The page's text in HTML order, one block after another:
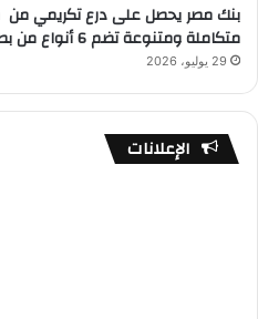
متكاملة ومتنوعة تضم 6 أنواع من بطاقات الشركات خلال عام واحد
29 يوليو، 2026
الإعلانات